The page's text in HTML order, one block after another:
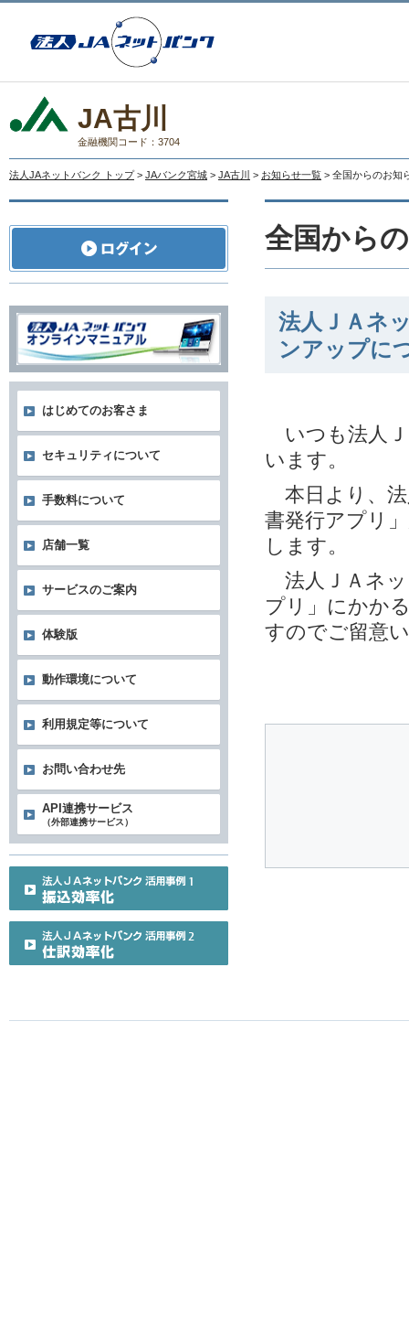
JA古川
金融機関コード：3704
法人JAネットバンク トップ > JAバンク宮城 > JA古川 > お知らせ一覧 > 全国からのお知
全国から
法人ＪＡネ
ンアップに
いつも法人
います。
本日より、法
書発行アプリ
します。
法人ＪＡネッ
プリ」にかか
すのでご留意
はじめてのお客さま
セキュリティについて
手数料について
店舗一覧
サービスのご案内
体験版
動作環境について
利用規定等について
お問い合わせ先
API連携サービス
（外部連携サービス）